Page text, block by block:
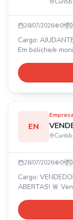
28/07/2026 0 0
Cargo:
Em boliche/e
9:00 as 16:00 //
Benefícios: Vale
EN
28/07/2026 0 0
Cargo:
ABERTAS! 🚨
Sexta, 9h às 18h;
(R$1.820,00) +